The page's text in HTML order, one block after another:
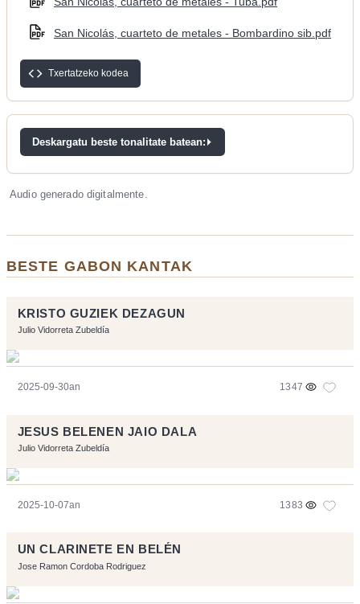
San Nicolás, cuarteto de metales - Bombardino sib.pdf
Txertatzeko kodea
Deskargatu beste tonalitate batean:
Audio generado digitalmente.
BESTE GABON KANTAK
KRISTO GUZIEK DEZAGUN
Julio Vidorreta Zubeldía
2025-09-30an 1347
JESUS BELENEN JAIO DALA
Julio Vidorreta Zubeldía
2025-10-07an 1383
UN CLARINETE EN BELÉN
Jose Ramon Cordoba Rodriguez